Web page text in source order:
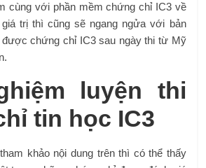
cùng với phần mềm chứng chỉ IC3 về
trị thì cũng sẽ ngang ngửa với bản
chứng chỉ IC3 sau ngày thi từ Mỹ
luyện thi
tin học IC3
khảo nội dung trên thì có thể thấy